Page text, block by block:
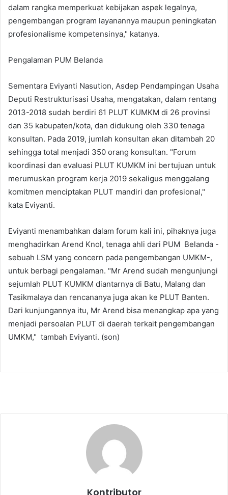
dalam rangka memperkuat kebijakan aspek legalnya,
pengembangan program layanannya maupun peningkatan
profesionalisme kompetensinya," katanya.
Pengalaman PUM Belanda
Sementara Eviyanti Nasution, Asdep Pendampingan Usaha
Deputi Restrukturisasi Usaha, mengatakan, dalam rentang
2013-2018 sudah berdiri 61 PLUT KUMKM di 26 provinsi
dan 35 kabupaten/kota, dan didukung oleh 330 tenaga
konsultan. Pada 2019, jumlah konsultan akan ditambah 20
sehingga total menjadi 350 orang konsultan. "Forum
koordinasi dan evaluasi PLUT KUMKM ini bertujuan untuk
merumuskan program kerja 2019 sekaligus menggalang
komitmen menciptakan PLUT mandiri dan profesional,"
kata Eviyanti.
Eviyanti menambahkan dalam forum kali ini, pihaknya juga
menghadirkan Arend Knol, tenaga ahli dari PUM Belanda -
sebuah LSM yang concern pada pengembangan UMKM-,
untuk berbagi pengalaman. "Mr Arend sudah mengunjungi
sejumlah PLUT KUMKM diantarnya di Batu, Malang dan
Tasikmalaya dan rencananya juga akan ke PLUT Banten.
Dari kunjungannya itu, Mr Arend bisa menangkap apa yang
menjadi persoalan PLUT di daerah terkait pengembangan
UMKM," tambah Eviyanti. (son)
Kontributor